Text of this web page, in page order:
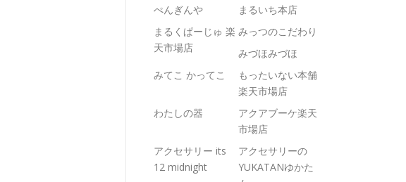
ぺんぎんや
まるいち本店
まるくぱーじゅ 楽
天市場店
みっつのこだわり
みづほみづほ
みてこ かってこ
もったいない本舗
楽天市場店
わたしの器
アクアブーケ楽天
市場店
アクセサリー its
12 midnight
アクセサリーの
YUKATANゆかた